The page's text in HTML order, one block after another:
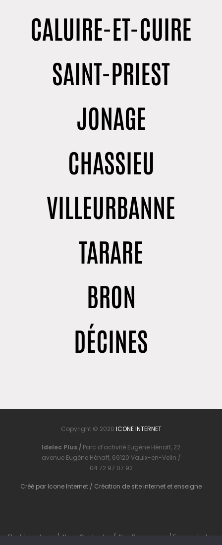
CALUIRE-ET-CUIRE
SAINT-PRIEST
JONAGE
CHASSIEU
VILLEURBANNE
TARARE
BRON
DÉCINES
Copyright © 2020 ICONE INTERNET
Idelec Plus / Parc d’activité Eugène Hénaff, 22
avenue Eugène Hénaff, 69120 Vaulx-en-Velin /
04 72 97 07 92
Créé par Icone Internet / Création de site internet et enseigne
Electricien Lyon / Nous Contacter / Nos Ressources / En savoir plus